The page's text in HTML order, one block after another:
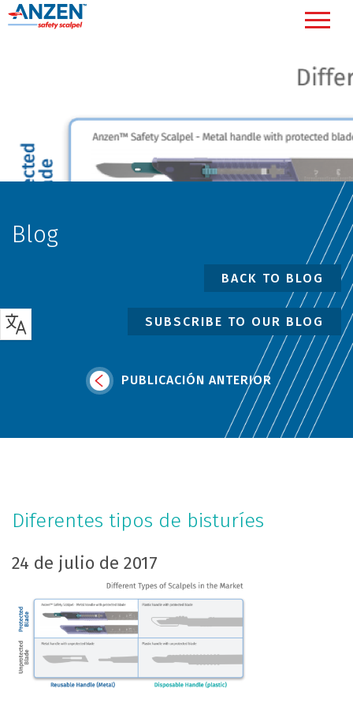
Blog
BACK TO BLOG
SUBSCRIBE TO OUR BLOG
PUBLICACIÓN ANTERIOR
Diferentes tipos de bisturíes
24 de julio de 2017